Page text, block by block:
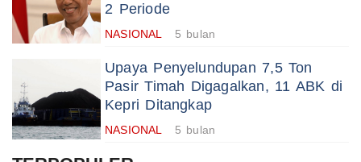
2 Periode
NASIONAL 5 bulan
Upaya Penyelundupan 7,5 Ton
Pasir Timah Digagalkan, 11 ABK di
Kepri Ditangkap
NASIONAL 5 bulan